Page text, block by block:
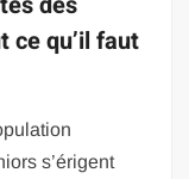
ce qu’il faut
s’érigent